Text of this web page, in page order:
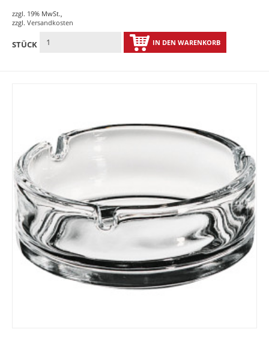
zzgl. 19% MwSt.
zzgl. Versandkosten
STÜCK IN DEN WARENKORB